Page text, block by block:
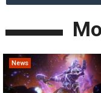
News